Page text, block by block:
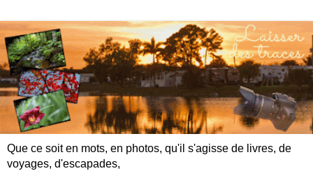
Que ce soit en mots, en photos, qu'il s'agisse de livres, de
voyages, d'escapades,